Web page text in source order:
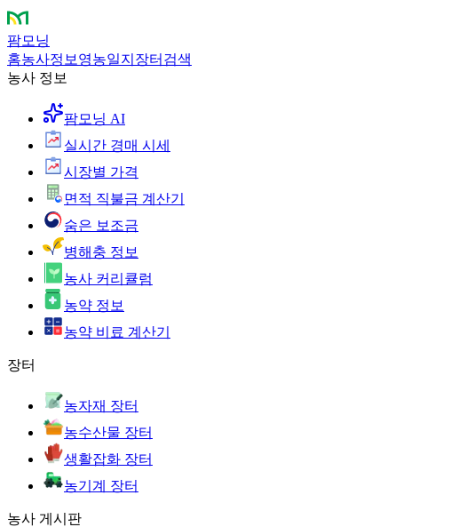
팜모닝
홈농사정보 영농일지 장터 검색
농사 정보
팜모닝 AI
실시간 경매 시세
시장별 가격
면적 직불금 계산기
숨은 보조금
병해충 정보
농사 커리큘럼
농약 정보
농약 비료 계산기
장터
농자재 장터
농수산물 장터
생활잡화 장터
농기계 장터
농사 게시판